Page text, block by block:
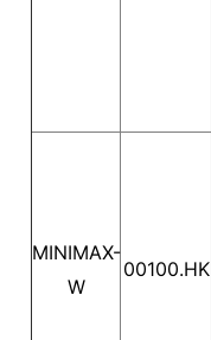
MINIMAX-
W
00100.HK